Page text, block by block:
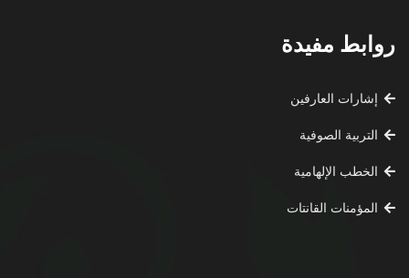
روابط مفيدة
إشارات العارفين
التربية الصوفية
الخطب الإلهامية
المؤمنات القانتات